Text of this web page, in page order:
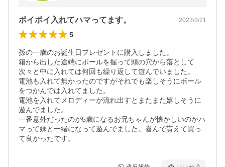
ポイポイ入れてハマってます。 2023/3/21
5
孫の一歳のお誕生日プレゼントに購入しました。
箱から出した途端にボールを握って頭の穴から落として
次々と中に入れては何回も繰り返して遊んでいました。
電池も入れて無かったのですがそれでも楽しそうにボール
をつかんでは入れてました。
電池を入れてメロディーが流れ出すとまたまた嬉しそうに
遊んでました。
一番意外だったのが5歳になるお兄ちゃんが懐かしいのかハ
マって妹と一緒になって遊んでました。喜んで貰えて買っ
て良かったです。